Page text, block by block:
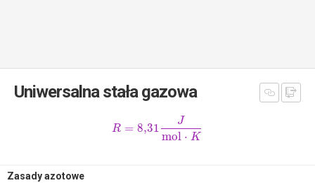
Uniwersalna stała gazowa
R = 8,31
J
mol ⋅ K
Zasady azotowe